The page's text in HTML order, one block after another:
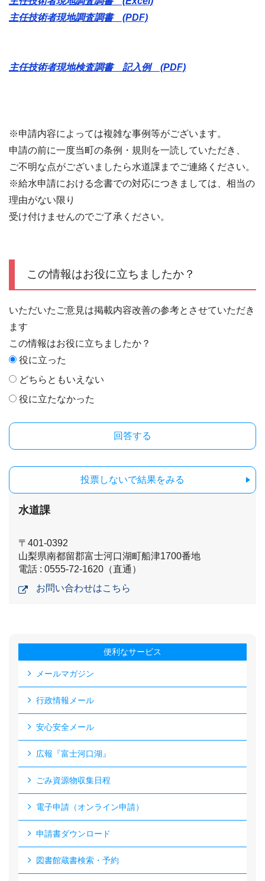
主任技術者現地調査調書 (PDF)
主任技術者現地検査調書 記入例 (PDF)
※申請内容によっては複雑な事例等がございます。
申請の前に一度当町の条例・規則を一読していただき、
ご不明な点がございましたら水道課までご連絡ください。
※給水申請における念書での対応につきましては、相当の
理由がない限り
受け付けませんのでご了承ください。
この情報はお役に立ちましたか？
いただいたご意見は掲載内容改善の参考とさせていただき
ます
この情報はお役に立ちましたか？
役に立った
どちらともいえない
役に立たなかった
投票しないで結果をみる
水道課
〒401-0392
山梨県南都留郡富士河口湖町船津1700番地
電話 : 0555-72-1620（直通）
お問い合わせはこちら
便利なサービス
メールマガジン
行政情報メール
安心安全メール
広報『富士河口湖』
ごみ資源物収集日程
電子申請（オンライン申請）
申請書ダウンロード
図書館蔵書検索・予約